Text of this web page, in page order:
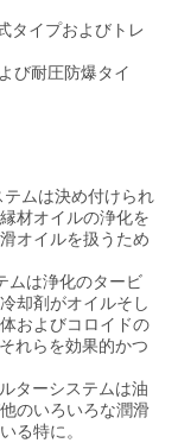
タイプおよびトレ
び耐圧防爆タイ
ムは決め付けられ
材オイルの浄化を
オイルを扱うため
ムは浄化のタービ
却剤がオイルそし
およびコロイドの
れらを効果的かつ
ターシステムは油
のいろいろな潤滑
る特に。